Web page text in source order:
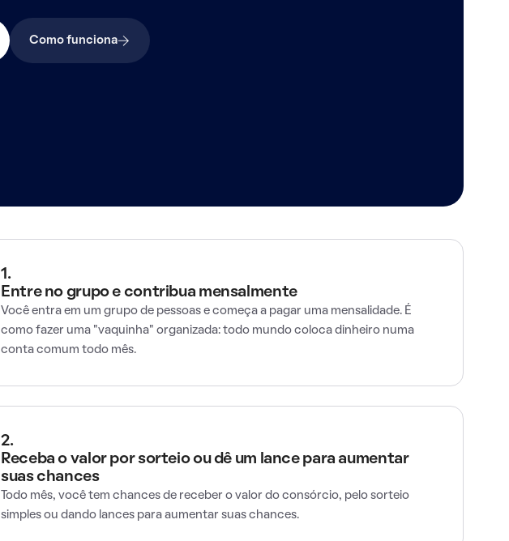
Como funciona
1.
Entre no grupo e contribua mensalmente
Você entra em um grupo de pessoas e começa a pagar uma mensalidade. É
como fazer uma "vaquinha" organizada: todo mundo coloca dinheiro numa
conta comum todo mês.
2.
Receba o valor por sorteio ou dê um lance para aumentar
suas chances
Todo mês, você tem chances de receber o valor do consórcio, pelo sorteio
simples ou dando lances para aumentar suas chances.